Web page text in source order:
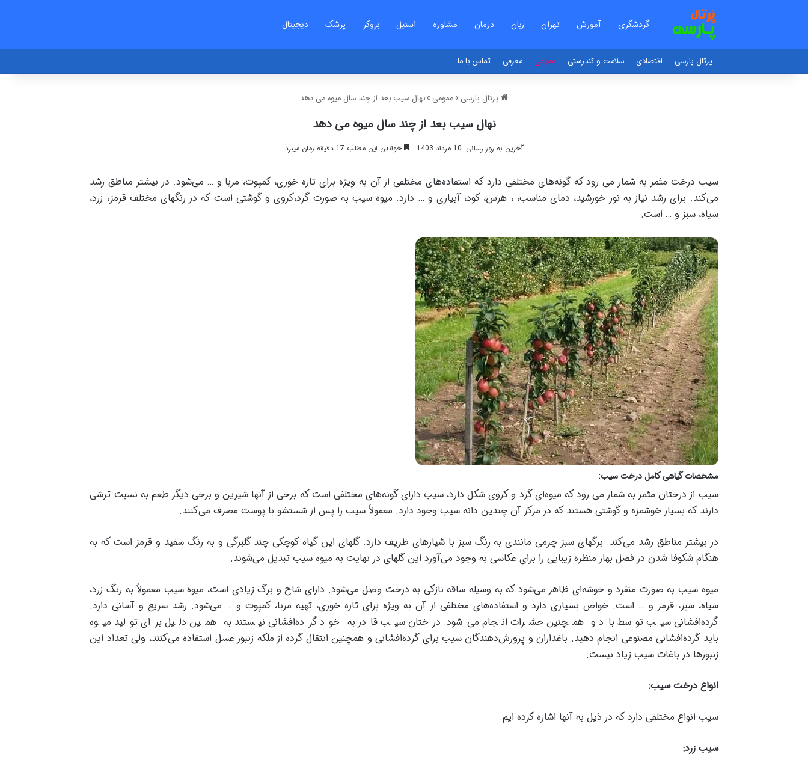
گردشگری آموزش تهران زبان درمان مشاوره استیل بروکر پزشک دیجیتال
پرتال پارسی اقتصادی سلامت و تندرستی عمومی معرفی تماس با ما
پرتال پارسی »عمومی »نهال سیب بعد از چند سال میوه می دهد
نهال سیب بعد از چند سال میوه می دهد
آخرین به روز رسانی: 10 مرداد 1403 خواندن این مطلب 17 دقیقه زمان میبرد
سیب درخت مثمر به شمار می رود که گونه‌های مختلفی دارد که استفاده‌های مختلفی از آن به ویژه برای تازه خوری، کمپوت، مربا و … می‌شود. در بیشتر مناطق رشد
می‌کند. برای رشد نیاز به نور خورشید، دمای مناسب، ، هرس، کود، آبیاری و … دارد. میوه سیب به صورت گرد،کروی و گوشتی است که در رنگهای مختلف قرمز، زرد،
سیاه، سبز و … است.
مشخصات گیاهی کامل درخت سیب:
سیب از درختان مثمر به شمار می رود که میوه‌ای گرد و کروی شکل دارد، سیب دارای گونه‌های مختلفی است که برخی از آنها شیرین و برخی دیگر طعم به نسبت ترشی
دارند که بسیار خوشمزه و گوشتی هستند که در مرکز آن چندین دانه سیب وجود دارد. معمولاً سیب را پس از شستشو با پوست مصرف می‌کنند.
در بیشتر مناطق رشد می‌کند. برگهای سبز چرمی مانندی به رنگ سبز با شیارهای ظریف دارد. گلهای این گیاه کوچکی چند گلبرگی و به رنگ سفید و قرمز است که به
هنگام شکوفا شدن در فصل بهار منظره زیبایی را برای عکاسی به وجود می‌آورد این گلهای در نهایت به میوه سیب تبدیل می‌شوند.
میوه سیب به صورت منفرد و خوشه‌ای ظاهر می‌شود که به وسیله ساقه نازکی به درخت وصل می‌شود. دارای شاخ و برگ زیادی است، میوه سیب معمولاً به رنگ زرد،
سیاه، سبز، قرمز و … است. خواص بسیاری دارد و استفاده‌های مختلفی از آن به ویژه برای تازه خوری، تهیه مربا، کمپوت و … می‌شود. رشد سریع و آسانی دارد.
گرده‌افشانی سیب توسط باد و همچنین حشرات انجام می‌شود. درختان سیب قادر به خود گرده‌افشانی نیستند به همین دلیل برای تولید میوه
باید گرده‌افشانی مصنوعی انجام دهید. باغداران و پرورش‌دهندگان سیب برای گرده‌افشانی و همچنین انتقال گرده از ملکه زنبور عسل استفاده می‌کنند، ولی تعداد این
زنبورها در باغات سیب زیاد نیست.
انواع درخت سیب:
سیب انواع مختلفی دارد که در ذیل به آنها اشاره کرده ایم.
سیب زرد: